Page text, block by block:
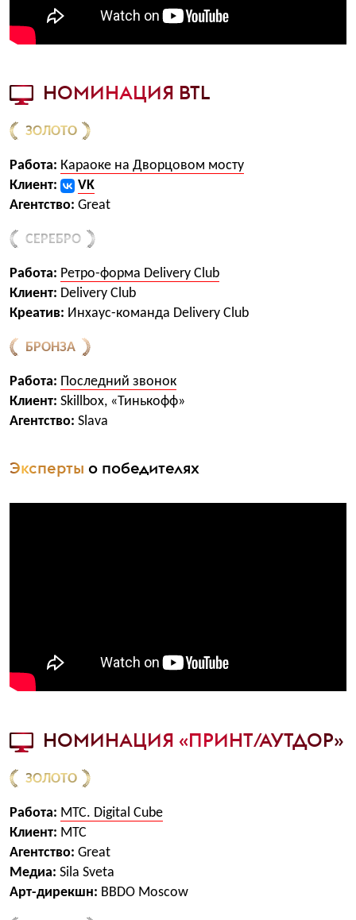
НОМИНАЦИЯ BTL
ЗОЛОТО
Работа: Караоке на Дворцовом мосту
Клиент:
VK
Агентство: Great
СЕРЕБРО
Работа: Ретро-форма Delivery Club
Клиент: Delivery Club
Креатив: Инхаус-команда Delivery Club
БРОНЗА
Работа: Последний звонок
Клиент: Skillbox, «Тинькофф»
Агентство: Slava
Эксперты о победителях
НОМИНАЦИЯ «ПРИНТ/АУТДОР»
ЗОЛОТО
Работа: МТС. Digital Cube
Клиент: МТС
Агентство: Great
Медиа: Sila Sveta
Арт-дирекшн: BBDO Moscow